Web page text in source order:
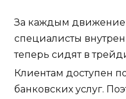
За каждым
специалисты
теперь сидят в
Клиентам доступен
банковских услуг.